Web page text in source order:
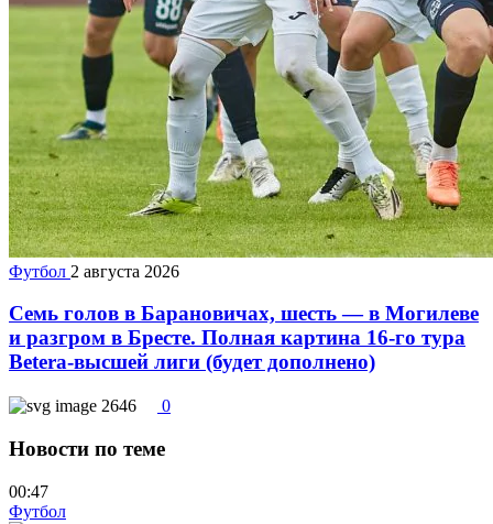
Футбол 2 августа 2026
Семь голов в Барановичах, шесть — в Могилеве
и разгром в Бресте. Полная картина 16-го тура
Betera-высшей лиги (будет дополнено)
2646 0
Новости по теме
00:47
Футбол